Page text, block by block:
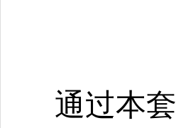
通过本套